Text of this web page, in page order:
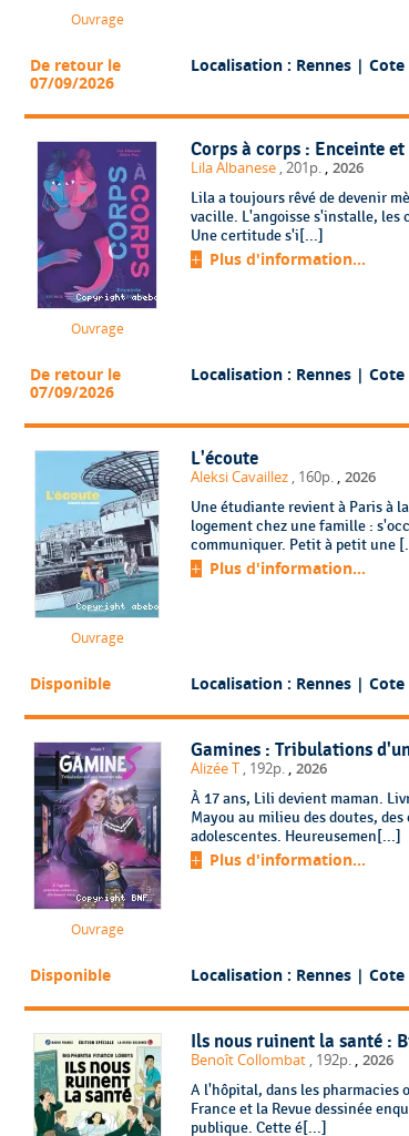
Ouvrage
De retour le
07/09/2026
Localisation : Rennes | Cote
Ouvrage
Corps à corps : Enceinte
Lila Albanese , 201p. 2026
Lila a toujours rêvé de devenir
vacille. L'angoisse s'installe, les
Une certitude s'i[...]
Plus d'information...
De retour le
07/09/2026
Localisation : Rennes | Cote
Ouvrage
L'écoute
Aleksi Cavaillez , 160p. 2026
Une étudiante revient à Paris à
logement chez une famille :
communiquer. Petit à petit une
Plus d'information...
Disponible Localisation : Rennes | Cote
Ouvrage
Gamines : Tribulations
Alizée T , 192p. 2026
À 17 ans, Lili devient maman.
Mayou au milieu des doutes,
adolescentes. Heureusemen[...]
Plus d'information...
Disponible Localisation : Rennes | Cote
Ils nous ruinent la santé :
Benoît Collombat , 192p. 2026
A l'hôpital, dans les pharmacies
France et la Revue dessinée
publique. Cette é[...]